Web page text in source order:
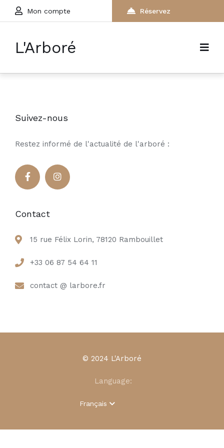
Mon compte Réservez
L'Arboré
Suivez-nous
Restez informé de l'actualité de l'arboré :
Contact
15 rue Félix Lorin, 78120 Rambouillet
+33 06 87 54 64 11
contact @ larbore.fr
© 2024 L'Arboré
Language:
Français